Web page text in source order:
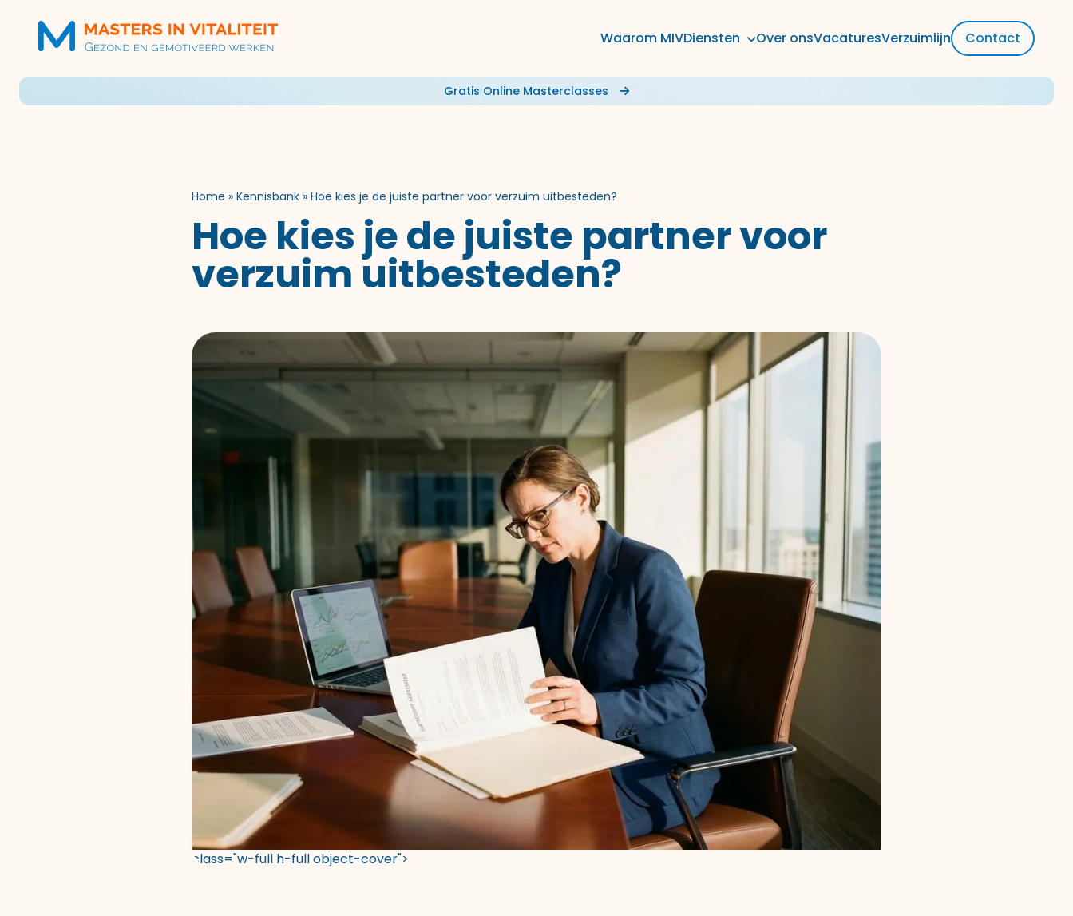
Waarom MIVDiensten Over onsVacaturesVerzuimlijn Contact
Gratis Online Masterclasses
Home » Kennisbank » Hoe kies je de juiste partner voor verzuim uitbesteden?
Hoe kies je de juiste partner voor
verzuim uitbesteden?
class="w-full h-full object-cover">